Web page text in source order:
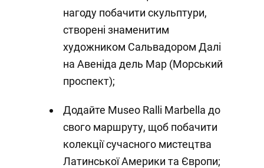
нагоду побачити скульптури,
створені знаменитим
художником Сальвадором Далі
на Авеніда дель Мар (Морський
проспект);
Додайте Museo Ralli Marbella до
свого маршруту, щоб побачити
колекції сучасного мистецтва
Латинської Америки та Європи;